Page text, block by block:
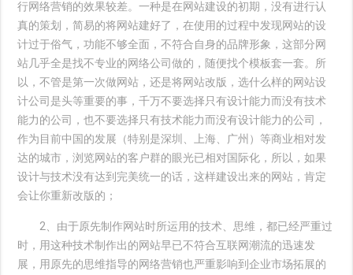
行网络营销的效果较差。一种是在网站建设的初期，没有进行认
真的策划，简易的将网站建好了，在使用的过程中发现网站的设
计过于俗气，功能不够全面，不符合自身的品牌形象，这部分网
站几乎全是找不专业的网络公司做的，随便找个模板套一套。所
以，不管是第一次做网站，还是将网站改版，选什么样的网站设
计公司是头等重要的事，千万不要选择只有设计能力而没有技术
能力的公司，也不要选择只有技术能力而没有设计能力的公司，
作为目前中国的发展（特别是深圳、上海、广州）等商业相对发
达的城市，浏览网站的客户群的眼光已相对国际化，所以，如果
设计与技术没有达到完美统一的话，这样建设出来的网站，肯定
会让你重新改版的；
2、由于原先制作网站时所运用的技术、思维，都已经严重过
时，用这种技术制作出的网站早已不符合互联网潮流的迅速发
展，用原先的思维指导的网络营销也严重影响到企业市场拓展的